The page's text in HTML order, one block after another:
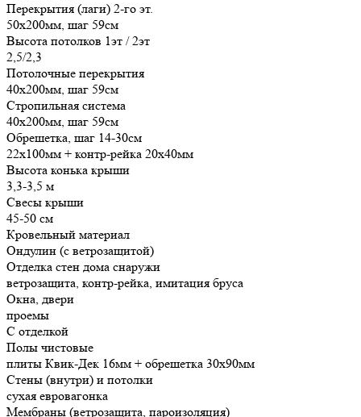
Перекрытия (лаги) 2-го эт.
50х200мм, шаг 59см
Высота потолков 1эт / 2эт
2,5/2,3
Потолочные перекрытия
40х200мм, шаг 59см
Стропильная система
40х200мм, шаг 59см
Обрешетка, шаг 14-30см
22х100мм + контр-рейка 20х40мм
Высота конька крыши
3,3-3,5 м
Свесы крыши
45-50 см
Кровельный материал
Ондулин (с ветрозащитой)
Отделка стен дома снаружи
ветрозащита, контр-рейка, имитация бруса
Окна, двери
проемы
С отделкой
Полы чистовые
плиты Квик-Дек 16мм + обрешетка 30х90мм
Стены (внутри) и потолки
сухая евровагонка
Мембраны (ветрозащита, пароизоляция)